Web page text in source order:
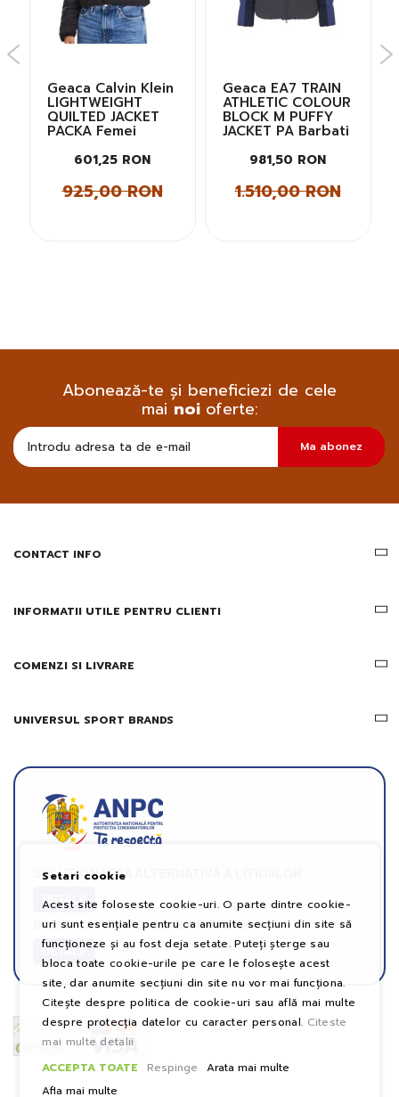
Geaca Calvin Klein
LIGHTWEIGHT
QUILTED JACKET
PACKA Femei
601,25 RON
925,00 RON
Geaca EA7 TRAIN
ATHLETIC COLOUR
BLOCK M PUFFY
JACKET PA Barbati
981,50 RON
1.510,00 RON
Abonează-te și beneficiezi de cele
mainoi oferte:
sa
primesc
informatii
Ma abonez
CONTACT INFO
INFORMATII UTILE PENTRU CLIENTI
COMENZI SI LIVRARE
UNIVERSUL SPORT BRANDS
SOLUȚIONAREA ALTERNATIVĂ A LITIGIILOR
DETALII
SOLUȚIONAREA ONLINE A LITIGIILOR
DETALII
Setari cookie
Acest site foloseste cookie-uri. O parte dintre cookie-
uri sunt esențiale pentru ca anumite secțiuni din site să
funcționeze și au fost deja setate. Puteți șterge sau
bloca toate cookie-urile pe care le folosește acest
site, dar anumite secțiuni din site nu vor mai funcționa.
Citește despre politica de cookie-uri sau află mai multe
despre protecția datelor cu caracter personal. Citeste
mai multe detalii
ACCEPTA TOATE
Respinge
Arata mai multe
Afla mai multe